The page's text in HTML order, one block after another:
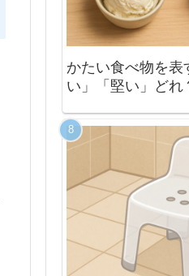
かたい食べ物を表
い」「堅い」どれ